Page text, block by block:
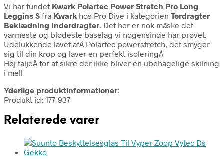
Vi har fundet Kwark Polartec Power Stretch Pro Long
Leggins S fra Kwark hos Pro Dive i kategorien Tørdragter
Beklædning Inderdragter. Det her er nok måske det
varmeste og blødeste baselag vi nogensinde har prøvet.
Udelukkende lavet afÂ Polartec powerstretch, det smyger
sig til din krop og laver en perfekt isoleringÂ
Høj taljeÂ for at sikre der ikke bliver en ubehagelige skilning
i mell
Yderlige produktinformationer:
Produkt id: 177-937
Relaterede varer